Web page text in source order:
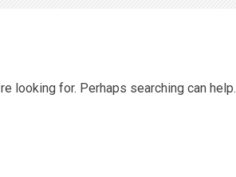
looking for. Perhaps searching can help.